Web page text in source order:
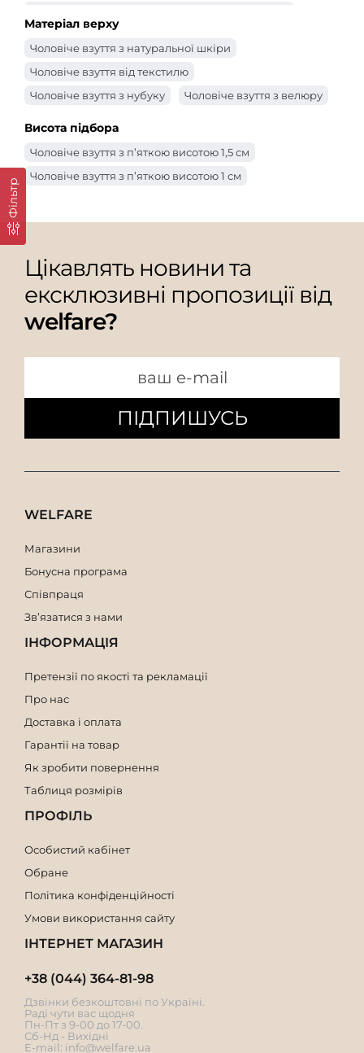
Фільтр
Матеріал верху
Чоловіче взуття з натуральної шкіри
Чоловіче взуття від текстилю
Чоловіче взуття з нубуку
Чоловіче взуття з велюру
Висота підбора
Чоловіче взуття з п’яткою висотою 1,5 см
Чоловіче взуття з п’яткою висотою 1 см
Цікавлять новини та
ексклюзивні пропозиції від
welfare?
ПІДПИШУСЬ
WELFARE
Магазини
Бонусна програма
Співпраця
Зв’язатися з нами
ІНФОРМАЦІЯ
Претензії по якості та рекламації
Про нас
Доставка і оплата
Гарантії на товар
Як зробити повернення
Таблиця розмірів
ПРОФІЛЬ
Особистий кабінет
Обране
Політика конфіденційності
Умови використання сайту
ІНТЕРНЕТ МАГАЗИН
+38 (044) 364-81-98
Дзвінки безкоштовні по Україні.
Раді чути вас щодня
Пн-Пт з 9-00 до 17-00.
Сб-Нд - Вихідні
E-mail: info@welfare.ua